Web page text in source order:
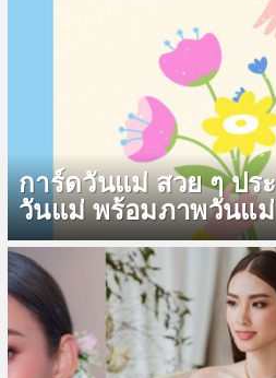
การ์ดวันแม่ สวย ๆ ปร
วันแม่ พร้อมภาพวันแ